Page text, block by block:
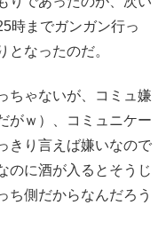
時までガンガン行っ
となったのだ。
ちゃないが、コミュ嫌
がｗ）、コミュニケー
きり言えば嫌いなので
のに酒が入るとそうじ
ち側だからなんだろう